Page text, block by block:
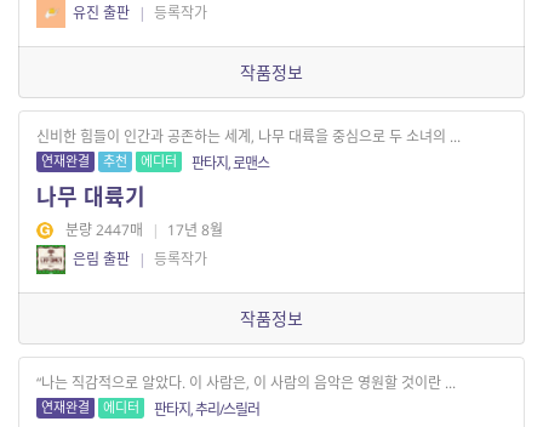
유진 출판 | 등록작가
작품정보
신비한 힘들이 인간과 공존하는 세계, 나무 대륙을 중심으로 두 소녀의 ...
연재완결 추천 에디터 판타지, 로맨스
나무 대륙기
분량 2447매 | 17년 8월
은림 출판 | 등록작가
작품정보
“나는 직감적으로 알았다. 이 사람은, 이 사람의 음악은 영원할 것이란 ...
연재완결 에디터 판타지, 추리/스릴러